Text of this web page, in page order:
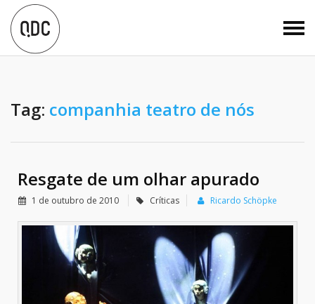
Tag: companhia teatro de nós
Resgate de um olhar apurado
1 de outubro de 2010 Críticas Ricardo Schöpke